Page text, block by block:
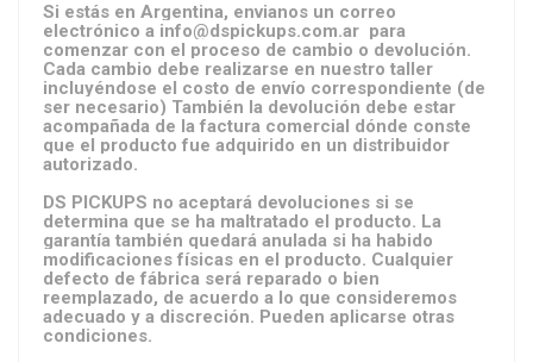
Si estás en Argentina, envianos un correo
electrónico a info@dspickups.com.ar para
comenzar con el proceso de cambio o devolución.
Cada cambio debe realizarse en nuestro taller
incluyéndose el costo de envío correspondiente (de
ser necesario) También la devolución debe estar
acompañada de la factura comercial dónde conste
que el producto fue adquirido en un distribuidor
autorizado.
DS PICKUPS no aceptará devoluciones si se
determina que se ha maltratado el producto. La
garantía también quedará anulada si ha habido
modificaciones físicas en el producto. Cualquier
defecto de fábrica será reparado o bien
reemplazado, de acuerdo a lo que consideremos
adecuado y a discreción. Pueden aplicarse otras
condiciones.